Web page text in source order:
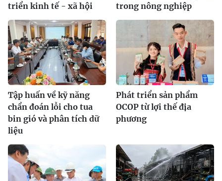
triển kinh tế - xã hội
trong nông nghiệp
Tập huấn về kỹ năng
chẩn đoán lỗi cho tua
bin gió và phân tích dữ
liệu
Phát triển sản phẩm
OCOP từ lợi thế địa
phương